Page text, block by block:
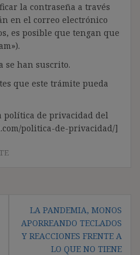
la contraseña a través
en el correo electrónico
es posible que tengan que
se han suscrito.
que este trámite pueda
política de privacidad del
politica-de-privacidad/]
LA PANDEMIA, MONOS
APORREANDO TECLADOS
Y REACCIONES FRENTE A
LO QUE NO TIENE